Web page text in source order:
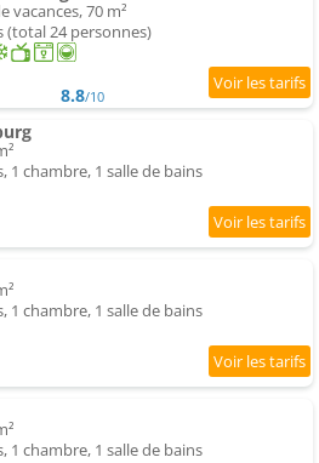
vacances, 70 m²
(total 24 personnes)
8.8/10
1 chambre, 1 salle de bains
1 chambre, 1 salle de bains
1 chambre, 1 salle de bains